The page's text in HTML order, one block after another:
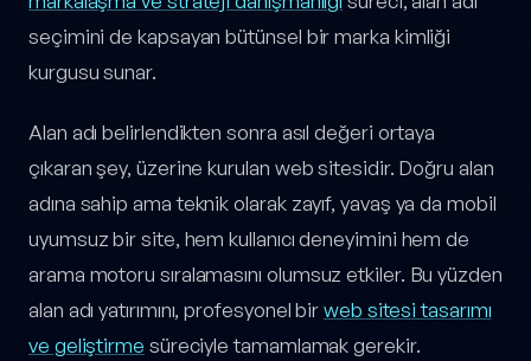
seçimini de kapsayan bütünsel bir marka kimliği
kurgusu sunar.
Alan adı belirlendikten sonra asıl değeri ortaya
çıkaran şey, üzerine kurulan web sitesidir. Doğru alan
adına sahip ama teknik olarak zayıf, yavaş ya da mobil
uyumsuz bir site, hem kullanıcı deneyimini hem de
arama motoru sıralamasını olumsuz etkiler. Bu yüzden
alan adı yatırımını, profesyonel birweb sitesi tasarımı
ve geliştirme süreciyle tamamlamak gerekir.